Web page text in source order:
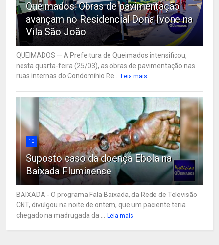
Queimados: Obras de pavimentação
avançam no Residencial Dona Ivone na
Vila São João
QUEIMADOS — A Prefeitura de Queimados intensificou,
nesta quarta-feira (25/03), as obras de pavimentação nas
ruas internas do Condomínio Re... Leia mais
10
Suposto caso da doença Ebola na
Baixada Fluminense
BAIXADA - O programa Fala Baixada, da Rede de Televisão
CNT, divulgou na noite de ontem, que um paciente teria
chegado na madrugada da ... Leia mais